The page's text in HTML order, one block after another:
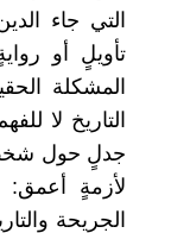
التي جاء
تأويلٍ أو
المشكلة
التاريخ لا
جدلٍ حول شخصٍ
لأزمةٍ أعمق:
الجريحة